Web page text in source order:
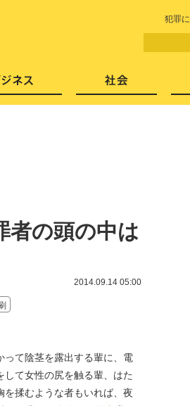
犯罪
の頭の中は
2014.09.14 05:00
て陰茎を露出する輩に、電
して女性の尻を触る輩、はた
を揉むような者もいれば、夜
スキャンダル